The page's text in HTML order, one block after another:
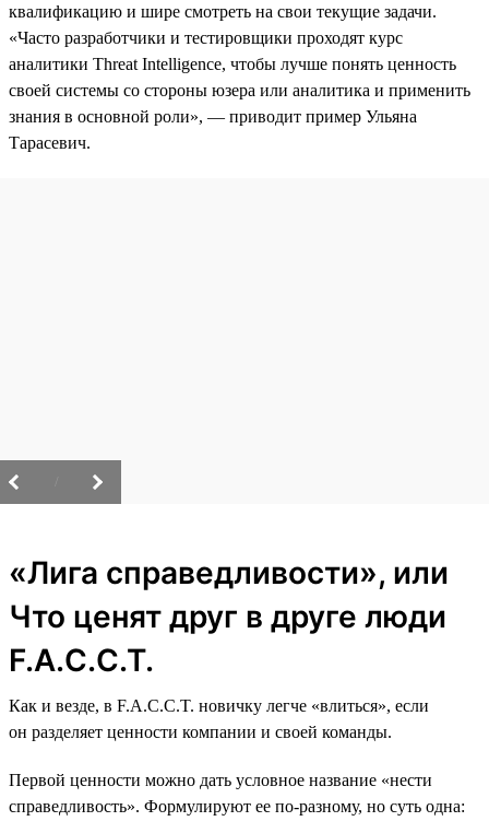
квалификацию и шире смотреть на свои текущие задачи.
«Часто разработчики и тестировщики проходят курс
аналитики Threat Intelligence, чтобы лучше понять ценность
своей системы со стороны юзера или аналитика и применить
знания в основной роли», — приводит пример Ульяна
Тарасевич.
«Лига справедливости», или
Что ценят друг в друге люди
F.A.C.C.T.
Как и везде, в F.A.C.C.T. новичку легче «влиться», если
он разделяет ценности компании и своей команды.
Первой ценности можно дать условное название «нести
справедливость». Формулируют ее по-разному, но суть одна: